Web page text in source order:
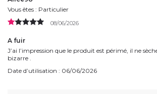
Vous êtes : Particulier
08/06/2026
A fuir
J’ai l’impression que le produit est périmé, il ne
bizarre .
Date d’utilisation : 06/06/2026